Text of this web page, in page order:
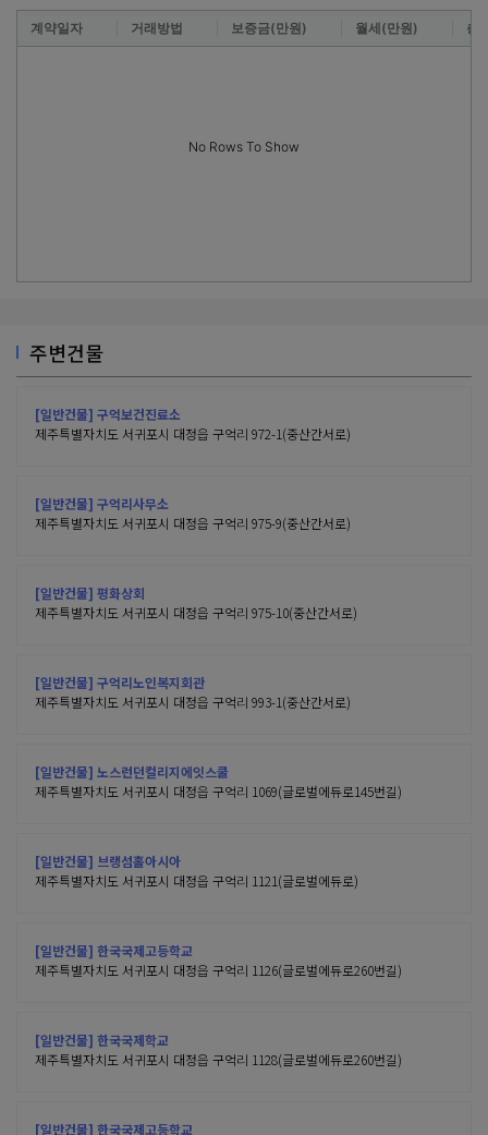
계약일자 거래방법 보증금(만원) 월세(만원) 층
No Rows To Show
주변건물
[일반건물] 구억보건진료소
제주특별자치도 서귀포시 대정읍 구억리 972-1(중산간서로)
[일반건물] 구억리사무소
제주특별자치도 서귀포시 대정읍 구억리 975-9(중산간서로)
[일반건물] 평화상회
제주특별자치도 서귀포시 대정읍 구억리 975-10(중산간서로)
[일반건물] 구억리노인복지회관
제주특별자치도 서귀포시 대정읍 구억리 993-1(중산간서로)
[일반건물] 노스런던컬리지에잇스쿨
제주특별자치도 서귀포시 대정읍 구억리 1069(글로벌에듀로145번길)
[일반건물] 브랭섬홀아시아
제주특별자치도 서귀포시 대정읍 구억리 1121(글로벌에듀로)
[일반건물] 한국국제고등학교
제주특별자치도 서귀포시 대정읍 구억리 1126(글로벌에듀로260번길)
[일반건물] 한국국제학교
제주특별자치도 서귀포시 대정읍 구억리 1128(글로벌에듀로260번길)
[일반건물] 한국국제고등학교